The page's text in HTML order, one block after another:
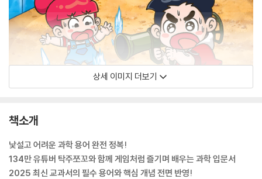
상세 이미지 더보기
책소개
낯설고 어려운 과학 용어 완전 정복!
134만 유튜버 탁주쪼꼬와 함께 게임처럼 즐기며 배우는 과학 입문서
2025 최신 교과서의 필수 용어와 핵심 개념 전면 반영!